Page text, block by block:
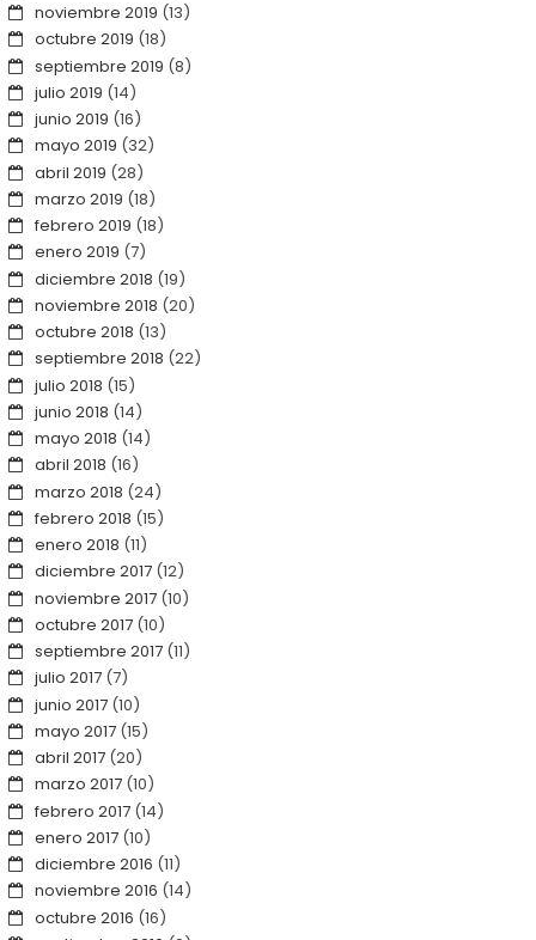
noviembre 2019 (13)
octubre 2019 (18)
septiembre 2019 (8)
julio 2019 (14)
junio 2019 (16)
mayo 2019 (32)
abril 2019 (28)
marzo 2019 (18)
febrero 2019 (18)
enero 2019 (7)
diciembre 2018 (19)
noviembre 2018 (20)
octubre 2018 (13)
septiembre 2018 (22)
julio 2018 (15)
junio 2018 (14)
mayo 2018 (14)
abril 2018 (16)
marzo 2018 (24)
febrero 2018 (15)
enero 2018 (11)
diciembre 2017(12)
noviembre 2017(10)
octubre 2017(10)
septiembre 2017(11)
julio 2017(7)
junio 2017(10)
mayo 2017(15)
abril 2017(20)
marzo 2017(10)
febrero 2017(14)
enero 2017(10)
diciembre 2016 (11)
noviembre 2016 (14)
octubre 2016 (16)